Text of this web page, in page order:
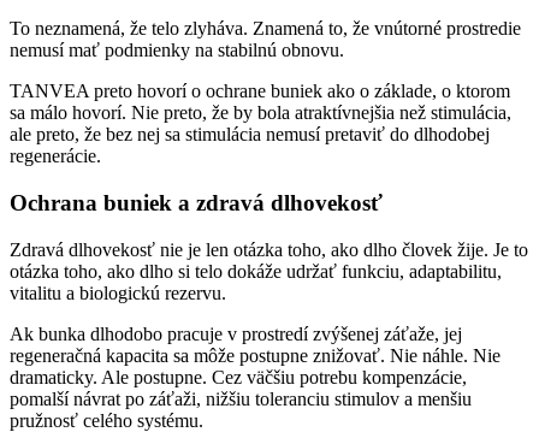
To neznamená, že telo zlyháva. Znamená to, že vnútorné prostredie
nemusí mať podmienky na stabilnú obnovu.
TANVEA preto hovorí o ochrane buniek ako o základe, o ktorom
sa málo hovorí. Nie preto, že by bola atraktívnejšia než stimulácia,
ale preto, že bez nej sa stimulácia nemusí pretaviť do dlhodobej
regenerácie.
Ochrana buniek a zdravá dlhovekosť
Zdravá dlhovekosť nie je len otázka toho, ako dlho človek žije. Je to
otázka toho, ako dlho si telo dokáže udržať funkciu, adaptabilitu,
vitalitu a biologickú rezervu.
Ak bunka dlhodobo pracuje v prostredí zvýšenej záťaže, jej
regeneračná kapacita sa môže postupne znižovať. Nie náhle. Nie
dramaticky. Ale postupne. Cez väčšiu potrebu kompenzácie,
pomalší návrat po záťaži, nižšiu toleranciu stimulov a menšiu
pružnosť celého systému.